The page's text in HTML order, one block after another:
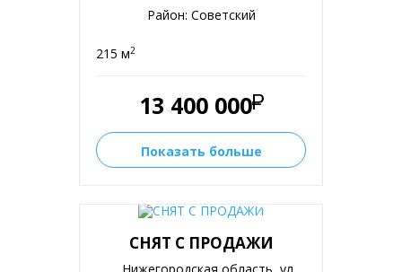
Район: Советский
215 м2
13 400 000
Показать больше
СНЯТ С ПРОДАЖИ